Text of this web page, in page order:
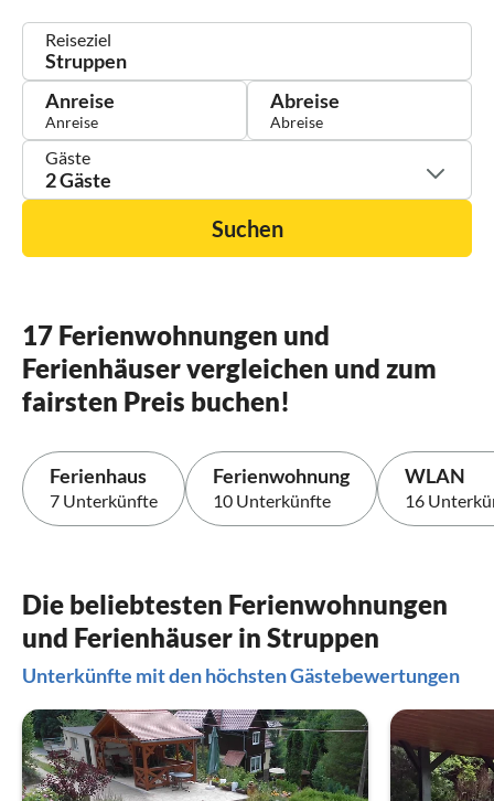
Reiseziel
Anreise Abreise
Gäste
2 Gäste
Suchen
17 Ferienwohnungen und
Ferienhäuser vergleichen und zum
fairsten Preis buchen!
Ferienhaus
7 Unterkünfte
Ferienwohnung
10 Unterkünfte
WLAN
16
Die beliebtesten Ferienwohnungen
und Ferienhäuser in Struppen
Unterkünfte mit den höchsten Gästebewertungen